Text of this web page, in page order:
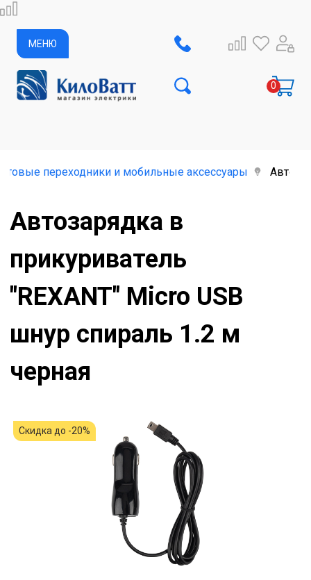
МЕНЮ
переходники и мобильные аксессуары
Автозарядка в
прикуриватель
"REXANT" Micro USB
шнур спираль 1.2 м
черная
Скидка до -20%